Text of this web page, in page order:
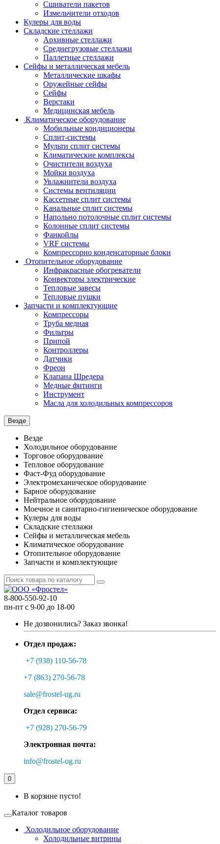
Сшиватели пакетов
Измельчители отходов
Кулеры для воды
Складские стеллажи
Архивные стеллажи
Среднегрузовые стеллажи
Паллетные стеллажи
Сейфы и металлическая мебель
Металлические шкафы
Оружейные сейфы
Сейфы
Верстаки
Медицинская мебель
Климатическое оборудование
Мобильные кондиционеры
Сплит-системы
Мульти сплит системы
Климатические комплексы
Очистители воздуха
Мойки воздуха
Увлажнители воздуха
Системы вентиляции
Кассетные сплит системы
Канальные сплит системы
Напольно потолочные сплит системы
Колонные сплит системы
Фанкойлы
VRF системы
Компрессорно конденсаторные блоки
Отопительное оборудование
Инфракрасные обогреватели
Конвекторы электрические
Тепловые завесы
Тепловые пушки
Запчасти и комплектующие
Компрессоры
Труба медная
Фильтры
Припой
Контроллеры
Датчики
Фреон
Клапана Шредера
Медные фитинги
Инструмент
Масла для холодильных компрессоров
Везде
Везде
Холодильное оборудование
Торговое оборудование
Тепловое оборудование
Фаст-Фуд оборудование
Электромеханическое оборудование
Барное оборудование
Нейтральное оборудование
Моечное и санитарно-гигиеническое оборудование
Кулеры для воды
Складские стеллажи
Сейфы и металлическая мебель
Климатическое оборудование
Отопительное оборудование
Запчасти и комплектующие
8-800-550-92-10
пн-пт с 9-00 до 18-00
Не дозвонились? Заказ звонка!
Отдел продаж:
+7 (938) 110-56-78
+7 (863) 270-56-78
sale@frostel-ug.ru
Отдел сервиса:
+7 (928) 270-56-79
Электронная почта:
info@frostel-ug.ru
0
В корзине пусто!
Каталог товаров
Холодильное оборудование
Холодильные витрины